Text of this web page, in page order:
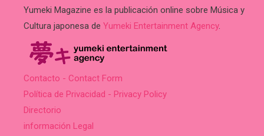
Yumeki Magazine es la publicación online sobre Música y
Cultura japonesa de Yumeki Entertainment Agency.
Contacto - Contact Form
Política de Privacidad - Privacy Policy
Directorio
información Legal